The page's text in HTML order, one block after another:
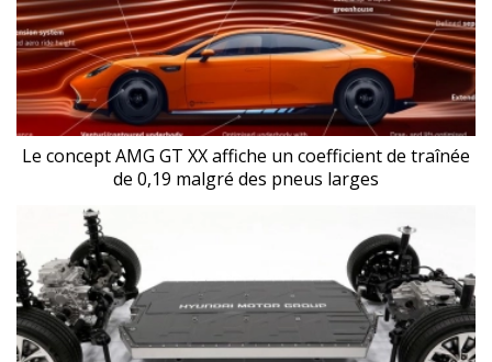
Le concept AMG GT XX affiche un coefficient de traînée
de 0,19 malgré des pneus larges